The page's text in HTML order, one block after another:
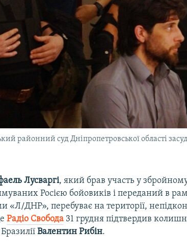
районний суд Дніпропетровської області
Лусваргі, який брав участь у
Росією бойовиків і переданий в
«Л/ДНР», перебуває на території,
Радіо Свобода 31 грудня підтвердив
Валентин Рибін.